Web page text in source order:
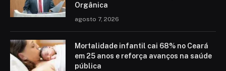
Orgânica
agosto 7, 2026
Mortalidade infantil cai 68% no Ceará
em 25 anos e reforça avanços na saúde
pública